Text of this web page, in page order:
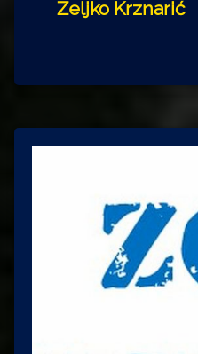
Željko Krznarić